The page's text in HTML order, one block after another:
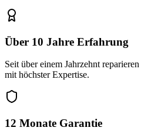
Über 10 Jahre Erfahrung
Seit über einem Jahrzehnt
mit höchster Expertise.
12 Monate Garantie